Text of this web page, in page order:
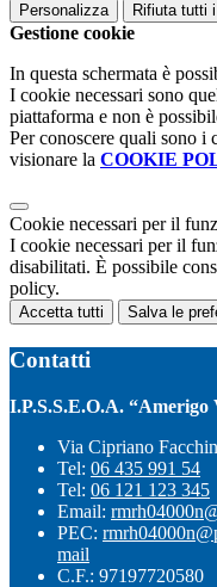
Personalizza Rifiuta tutti
Gestione cookie
In questa schermata è
I cookie necessari sono
piattaforma e non è
Per conoscere quali sono i
visionare la COOKIE
Cookie necessari per il
I cookie necessari per il
disabilitati. È possibile
policy.
Accetta tutti Salva le
Contatti
I.P.S.S.E.O.A. “Amerigo
Via Cipriano
Tel: 06 435 991 54
Tel: 06 121 123 345
Email:
PEC:
mail
C.F.: 97197720580